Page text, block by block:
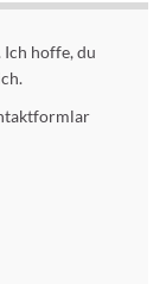
hoffe, du